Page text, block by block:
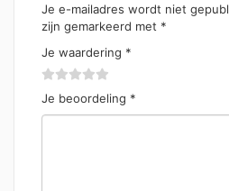
Je e-mailadres wordt niet
zijn gemarkeerd met *
Je waardering *
Je beoordeling *